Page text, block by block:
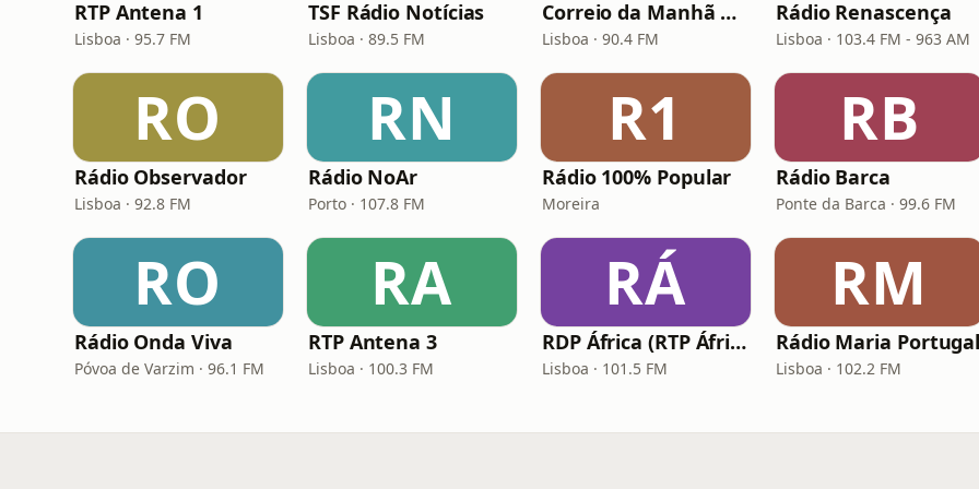
RTP Antena 1
Lisboa · 95.7 FM
TSF Rádio Notícias
Lisboa · 89.5 FM
Correio da Manhã Rádio (CM Rádio)
Lisboa · 90.4 FM
Rádio Renascença
Lisboa · 103.4 FM - 963 AM
RO
Rádio Observador
Lisboa · 92.8 FM
RN
Rádio NoAr
Porto · 107.8 FM
R1
Rádio 100% Popular
Moreira
RB
Rádio Barca
Ponte da Barca · 99.6 FM
RO
Rádio Onda Viva
Póvoa de Varzim · 96.1 FM
RA
RTP Antena 3
Lisboa · 100.3 FM
RÁ
RDP África (RTP África)
Lisboa · 101.5 FM
RM
Rádio Maria
Lisboa · 102.2 FM